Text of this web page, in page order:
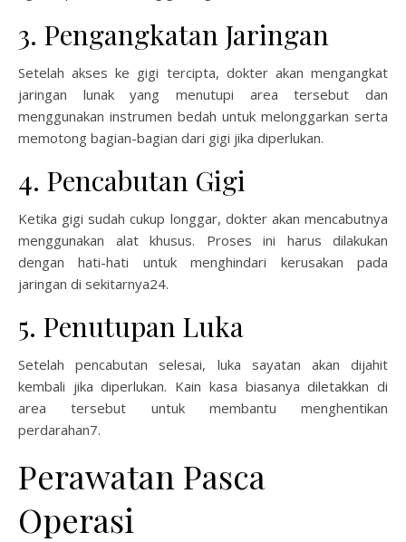
3. Pengangkatan Jaringan
Setelah akses ke gigi tercipta, dokter akan mengangkat
jaringan lunak yang menutupi area tersebut dan
menggunakan instrumen bedah untuk melonggarkan serta
memotong bagian-bagian dari gigi jika diperlukan.
4. Pencabutan Gigi
Ketika gigi sudah cukup longgar, dokter akan mencabutnya
menggunakan alat khusus. Proses ini harus dilakukan
dengan hati-hati untuk menghindari kerusakan pada
jaringan di sekitarnya24.
5. Penutupan Luka
Setelah pencabutan selesai, luka sayatan akan dijahit
kembali jika diperlukan. Kain kasa biasanya diletakkan di
area tersebut untuk membantu menghentikan
perdarahan7.
Perawatan Pasca
Operasi